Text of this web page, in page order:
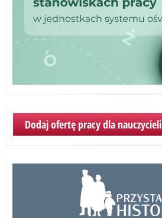
Dodaj ofertę pracy dla nauczycieli